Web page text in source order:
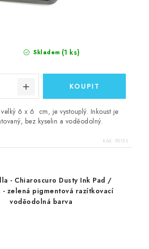
Skladem (1 ks)
6 x 6 cm, je vystouplý. Inkoust je
bez kyselin a voděodolný.
Kód: 90153
- Chiaroscuro Dusty Ink Pad /
- zelená pigmentová razítkovací
voděodolná barva